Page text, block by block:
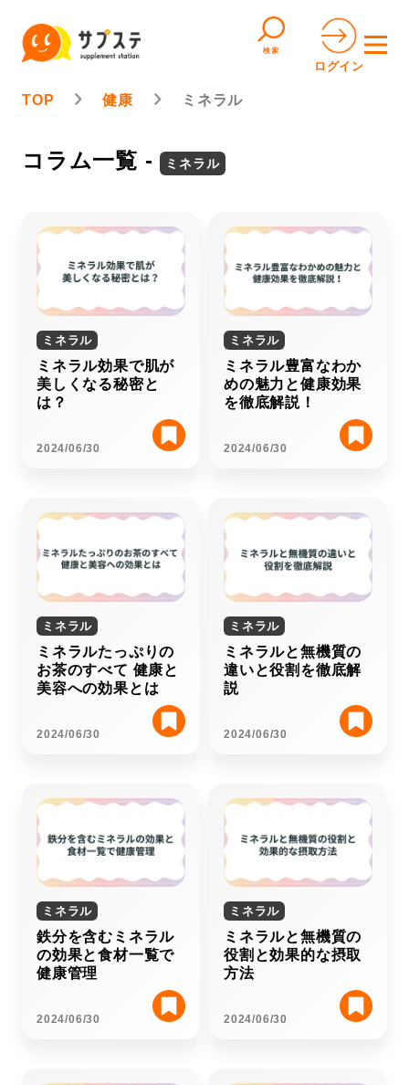
検索
ログイン
TOP 健康 ミネラル
コラム一覧 - ミネラル
ミネラル
ミネラル効果で肌が
美しくなる秘密と
は？
2024/06/30
ミネラル
ミネラル豊富なわか
めの魅力と健康効果
を徹底解説！
2024/06/30
ミネラル
ミネラルたっぷりの
お茶のすべて 健康と
美容への効果とは
2024/06/30
ミネラル
ミネラルと無機質の
違いと役割を徹底解
説
2024/06/30
ミネラル
鉄分を含むミネラル
の効果と食材一覧で
健康管理
2024/06/30
ミネラル
ミネラルと無機質の
役割と効果的な摂取
方法
2024/06/30